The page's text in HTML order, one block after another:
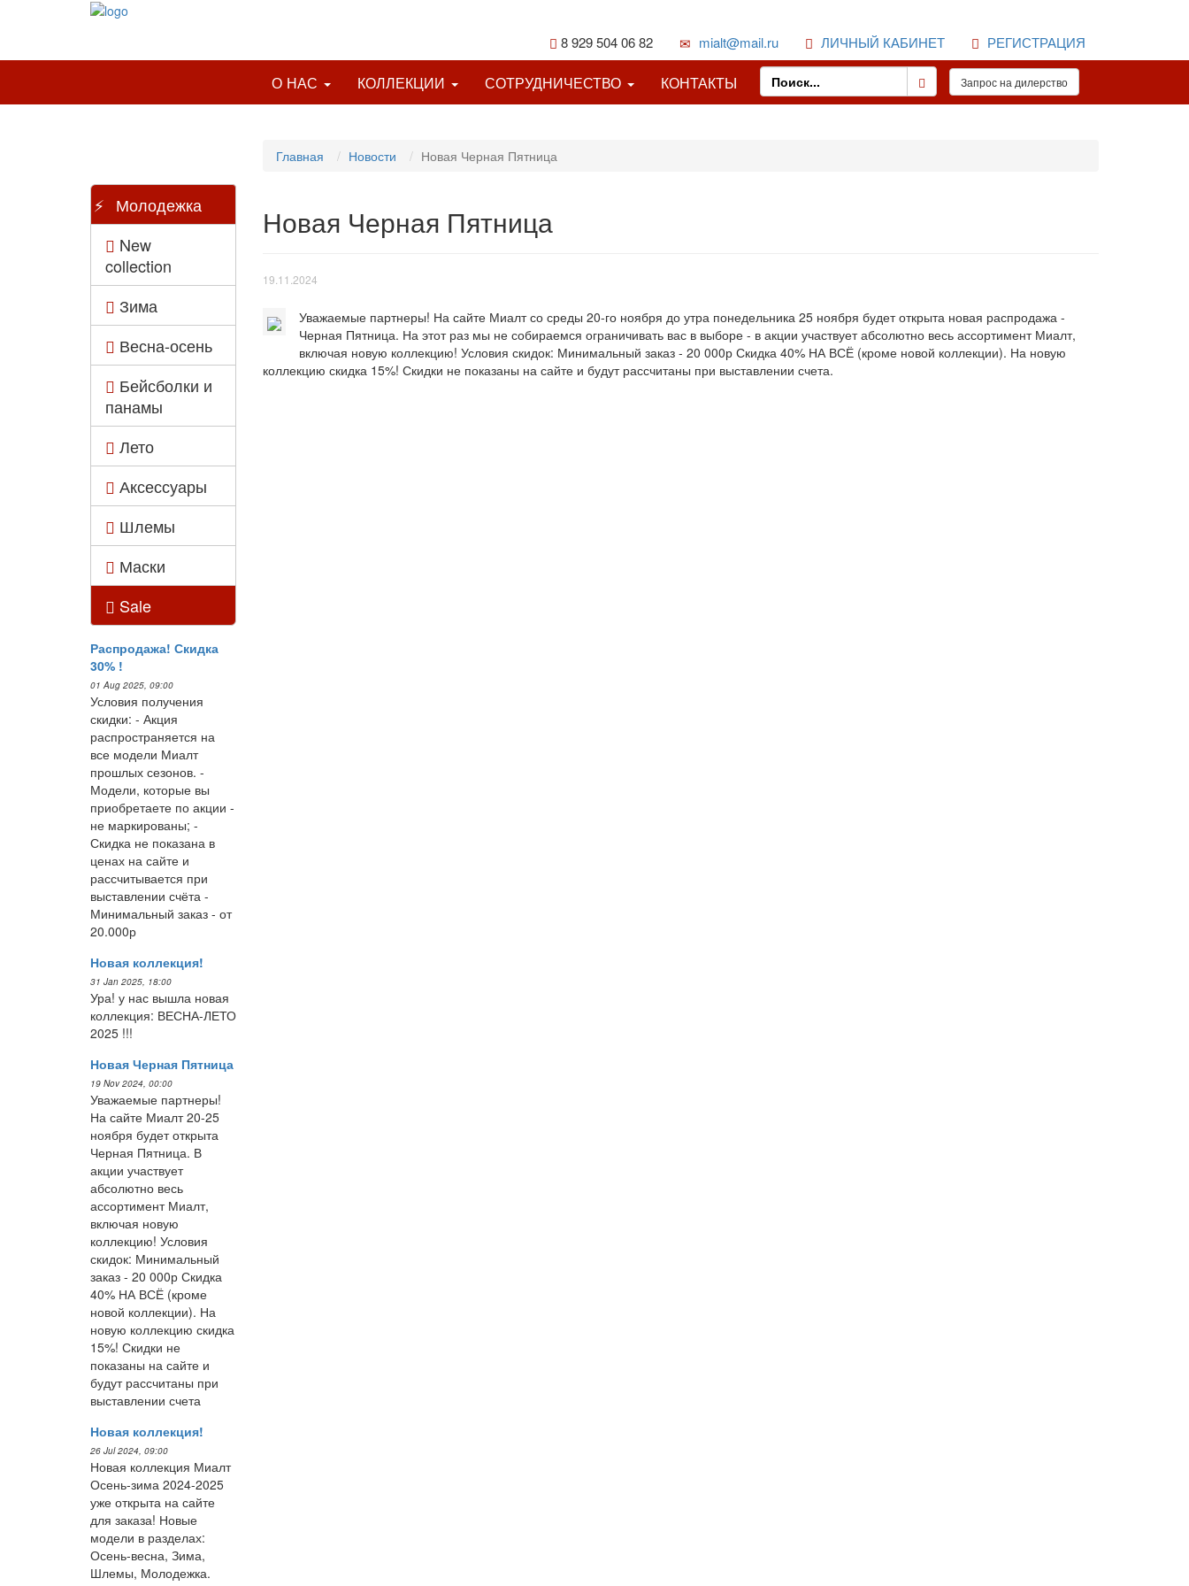
РЕГИСТРАЦИЯ
ЛИЧНЫЙ КАБИНЕТ
mialt@mail.ru
8 929 504 06 82
О НАС КОЛЛЕКЦИИ СОТРУДНИЧЕСТВО КОНТАКТЫ
Молодежка
New
collection
Зима
Весна-осень
Бейсболки и
панамы
Лето
Аксессуары
Шлемы
Маски
Sale
Распродажа! Скидка
30% !
01 Aug 2025, 09:00
Условия получения
скидки: - Акция
распространяется на
все модели Миалт
прошлых сезонов. -
Модели, которые вы
приобретаете по акции -
не маркированы; -
Скидка не показана в
ценах на сайте и
рассчитывается при
выставлении счёта -
Минимальный заказ - от
20.000р
Новая коллекция!
31 Jan 2025, 18:00
Ура! у нас вышла новая
коллекция: ВЕСНА-ЛЕТО
2025 !!!
Новая Черная Пятница
19 Nov 2024, 00:00
Уважаемые партнеры!
На сайте Миалт 20-25
ноября будет открыта
Черная Пятница. В
акции участвует
абсолютно весь
ассортимент Миалт,
включая новую
коллекцию! Условия
скидок: Минимальный
заказ - 20 000р Скидка
40% НА ВСЁ (кроме
новой коллекции). На
новую коллекцию скидка
15%! Скидки не
показаны на сайте и
будут рассчитаны при
выставлении счета
Новая коллекция!
26 Jul 2024, 09:00
Новая коллекция Миалт
Осень-зима 2024-2025
уже открыта на сайте
для заказа! Новые
модели в разделах:
Осень-весна, Зима,
Шлемы, Молодежка.
Главная Новости Новая Черная Пятница
Новая Черная Пятница
19.11.2024
Уважаемые партнеры! На сайте Миалт со среды 20-го ноября до утра понедельника 25 ноября будет открыта новая распродажа -
Черная Пятница. На этот раз мы не собираемся ограничивать вас в выборе - в акции участвует абсолютно весь ассортимент Миалт,
включая новую коллекцию! Условия скидок: Минимальный заказ - 20 000р Скидка 40% НА ВСЁ (кроме новой коллекции). На новую
коллекцию скидка 15%! Скидки не показаны на сайте и будут рассчитаны при выставлении счета.